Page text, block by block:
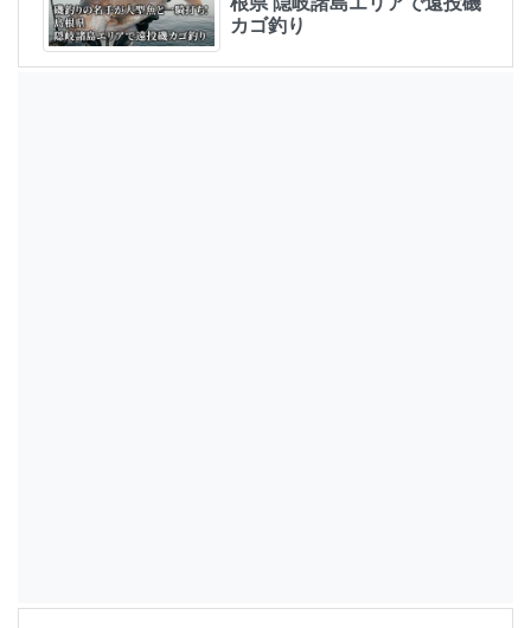
カゴ釣り